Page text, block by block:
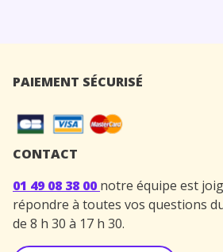
PAIEMENT SÉCURISÉ
CONTACT
01 49 08 38 00 notre équipe est
répondre à toutes vos questions
de 8 h 30 à 17 h 30.